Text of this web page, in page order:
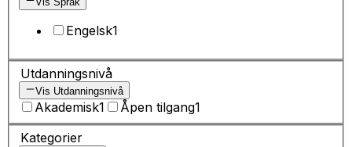
Engelsk1
Utdanningsnivå
Vis Utdanningsnivå
Akademisk1 Åpen tilgang1
Kategorier